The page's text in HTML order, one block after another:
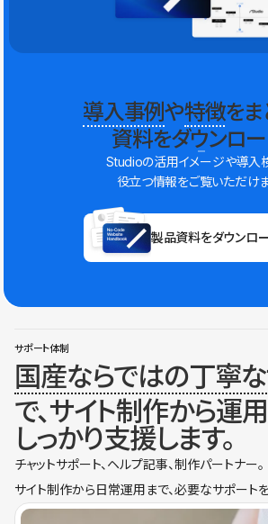
導入事例や特徴をま
資料をダウンロー
Studioの活用イメージや導入
役立つ情報をご覧いただけま
製品資料をダウンロ
サポート体制
国産ならではの丁寧
で、サイト制作から運
しっかり支援します。
チャットサポート、ヘルプ記事、制作パートナー。
サイト制作から日常運用まで、必要なサポートを